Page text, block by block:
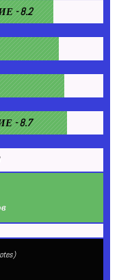
- 8.2
- 8.7